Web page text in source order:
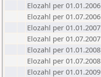
Elozahl per 01.01.2006
Elozahl per 01.07.2006
Elozahl per 01.01.2007
Elozahl per 01.07.2007
Elozahl per 01.01.2008
Elozahl per 01.07.2008
Elozahl per 01.01.2009